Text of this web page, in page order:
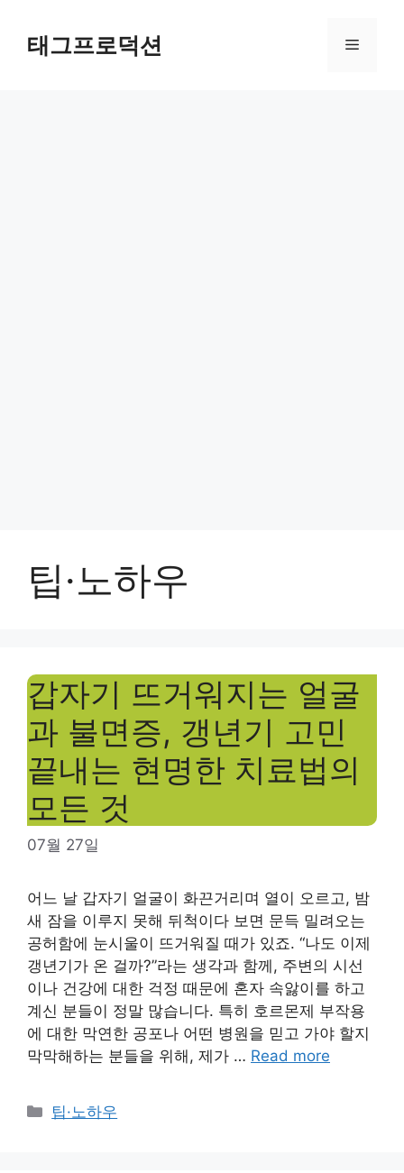
content태그프로덕션 Menu
팁·노하우
갑자기 뜨거워지는 얼굴
과 불면증, 갱년기 고민
끝내는 현명한 치료법의
모든 것
07월 27일
어느 날 갑자기 얼굴이 화끈거리며 열이 오르고, 밤
새 잠을 이루지 못해 뒤척이다 보면 문득 밀려오는
공허함에 눈시울이 뜨거워질 때가 있죠. “나도 이제
갱년기가 온 걸까?”라는 생각과 함께, 주변의 시선
이나 건강에 대한 걱정 때문에 혼자 속앓이를 하고
계신 분들이 정말 많습니다. 특히 호르몬제 부작용
에 대한 막연한 공포나 어떤 병원을 믿고 가야 할지
막막해하는 분들을 위해, 제가 … Read more
Categories
팁·노하우